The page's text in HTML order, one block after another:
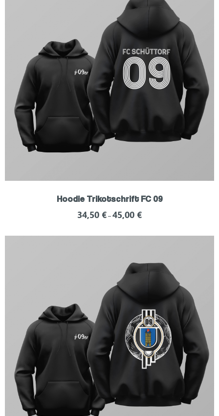
Hoodie Trikotschrift FC 09
34,50 € – 45,00 €